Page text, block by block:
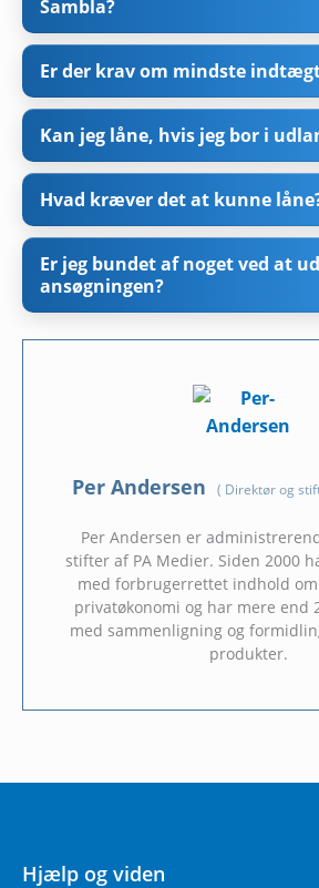
Sambla?
Er der krav om mindste
Kan jeg låne, hvis jeg bor i
Hvad kræver det at kunne
Er jeg bundet af noget ved at
ansøgningen?
Per Andersen ( Direktør og
Per Andersen er
stifter af PA Medier. Siden 2000
med forbrugerrettet indhold
privatøkonomi og har mere end
med sammenligning og
produkter.
Hjælp og viden